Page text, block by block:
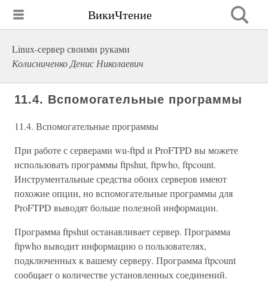
ВикиЧтение
Linux-сервер своими руками
Колисниченко Денис Николаевич
11.4. Вспомогательные программы
11.4. Вспомогательные программы
При работе с серверами wu-ftpd и ProFTPD вы можете
использовать программы ftpshut, ftpwho, ftpcount.
Инструментальные средства обоих серверов имеют
похожие опции, но вспомогательные программы для
ProFTPD выводят больше полезной информации.
Программа ftpshut останавливает сервер. Программа
ftpwho выводит информацию о пользователях,
подключенных к вашему серверу. Программа ftpcount
сообщает о количестве установленных соединений.